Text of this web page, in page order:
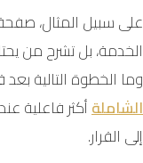
على سبيل المثال،
الخدمة، بل تشرح من
وما الخطوة التالية
الشاملةأكثر فاعلية
إلى القرار.